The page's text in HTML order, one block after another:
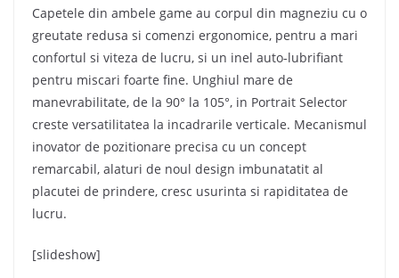
Capetele din ambele game au corpul din magneziu cu o
greutate redusa si comenzi ergonomice, pentru a mari
confortul si viteza de lucru, si un inel auto-lubrifiant
pentru miscari foarte fine. Unghiul mare de
manevrabilitate, de la 90° la 105°, in Portrait Selector
creste versatilitatea la incadrarile verticale. Mecanismul
inovator de pozitionare precisa cu un concept
remarcabil, alaturi de noul design imbunatatit al
placutei de prindere, cresc usurinta si rapiditatea de
lucru.
[slideshow]